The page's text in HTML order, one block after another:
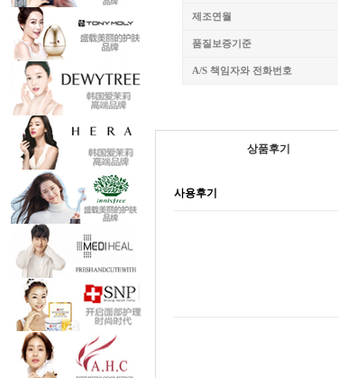
제조연월
품질보증기준
A/S 책임자와 전화번호
상품후기
사용후기